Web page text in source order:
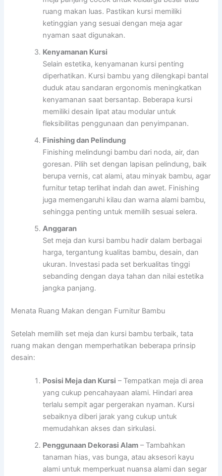
ruang makan luas. Pastikan kursi memiliki
ketinggian yang sesuai dengan meja agar
nyaman saat digunakan.
Kenyamanan Kursi
Selain estetika, kenyamanan kursi penting
diperhatikan. Kursi bambu yang dilengkapi bantal
duduk atau sandaran ergonomis meningkatkan
kenyamanan saat bersantap. Beberapa kursi
memiliki desain lipat atau modular untuk
fleksibilitas penggunaan dan penyimpanan.
Finishing dan Pelindung
Finishing melindungi bambu dari noda, air, dan
goresan. Pilih set dengan lapisan pelindung, baik
berupa vernis, cat alami, atau minyak bambu, agar
furnitur tetap terlihat indah dan awet. Finishing
juga memengaruhi kilau dan warna alami bambu,
sehingga penting untuk memilih sesuai selera.
Anggaran
Set meja dan kursi bambu hadir dalam berbagai
harga, tergantung kualitas bambu, desain, dan
ukuran. Investasi pada set berkualitas tinggi
sebanding dengan daya tahan dan nilai estetika
jangka panjang.
Menata Ruang Makan dengan Furnitur Bambu
Setelah memilih set meja dan kursi bambu terbaik, tata
ruang makan dengan memperhatikan beberapa prinsip
desain:
Posisi Meja dan Kursi – Tempatkan meja di area
yang cukup pencahayaan alami. Hindari area
terlalu sempit agar pergerakan nyaman. Kursi
sebaiknya diberi jarak yang cukup untuk
memudahkan akses dan sirkulasi.
Penggunaan Dekorasi Alam – Tambahkan
tanaman hias, vas bunga, atau aksesori kayu
alami untuk memperkuat nuansa alami dan segar